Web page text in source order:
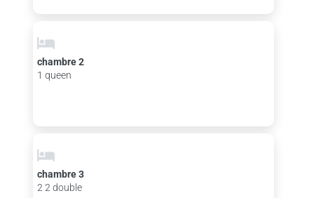
chambre 2
1 queen
chambre 3
2 2 double